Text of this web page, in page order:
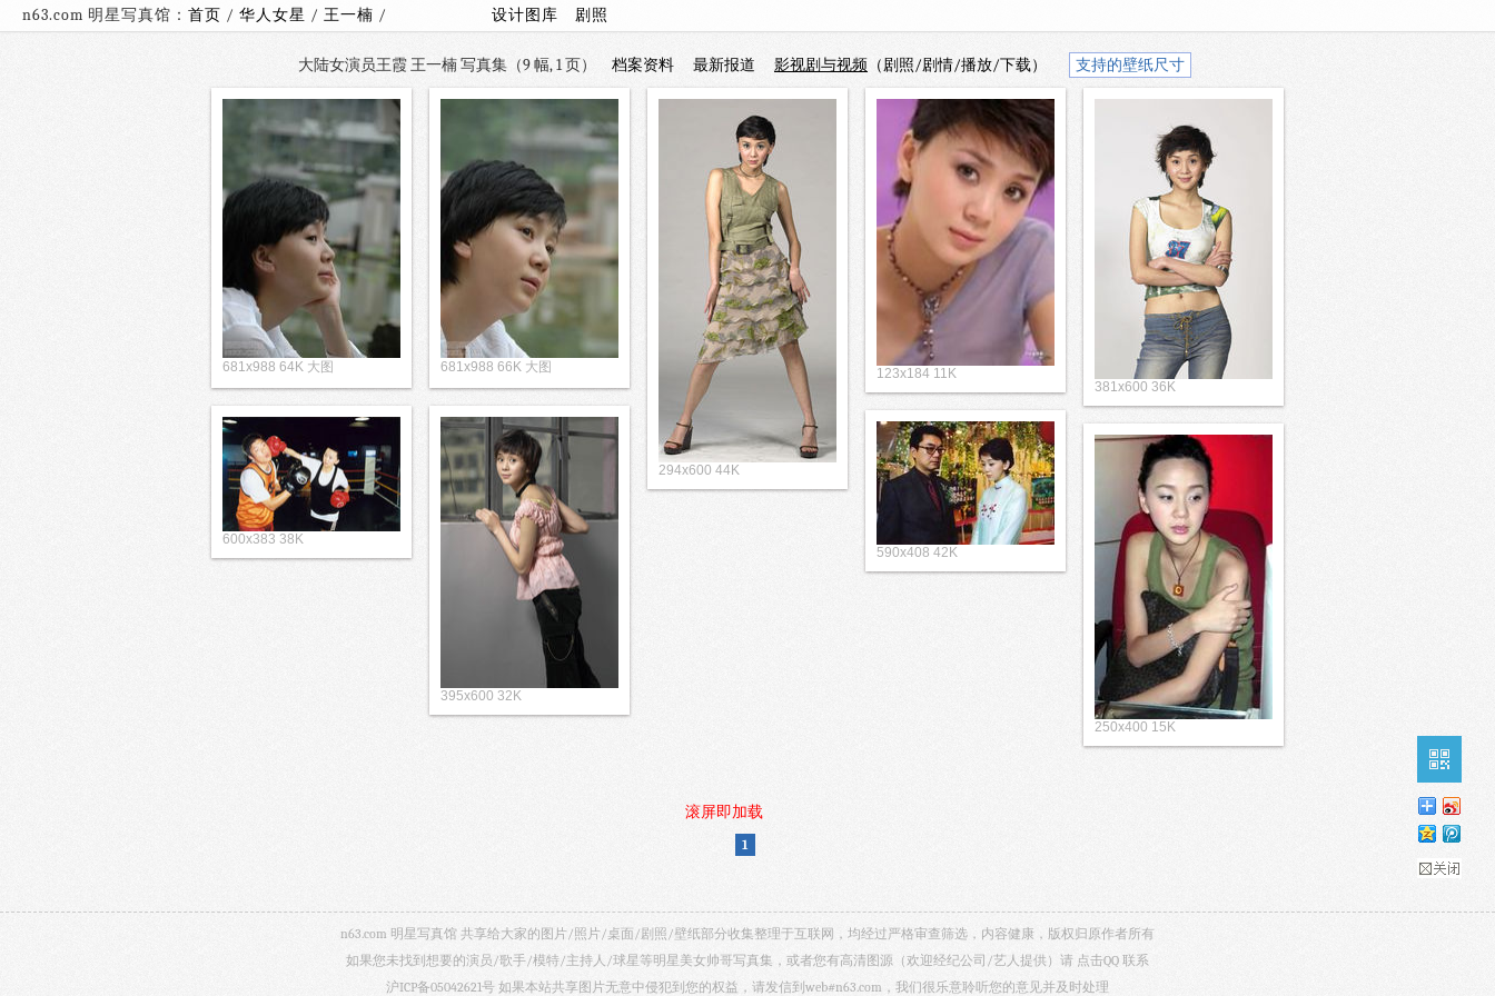
n63.com 明星写真馆： 首页 / 华人女星 / 王一楠 / 设计图库 剧照
大陆女演员王霞 王一楠 写真集（9 幅, 1 页） 档案资料 最新报道 影视剧与视频 （剧照/剧情/播放/下载） 支持的壁纸尺寸
681x988 64K 大图 681x988 66K 大图
294x600 44K
123x184 11K
381x600 36K
600x383 38K
395x600 32K
590x408 42K
250x400 15K
滚屏即加载
1
n63.com 明星写真馆 共享给大家的图片/照片/桌面/剧照/壁纸部分收集整理于互联网，均经过严格审查筛选，内容健康，版权归原作者所有
如果您未找到想要的演员/歌手/模特/主持人/球星等明星美女帅哥写真集，或者您有高清图源（欢迎经纪公司/艺人提供）请 点击QQ 联系
沪ICP备05042621号 如果本站共享图片无意中侵犯到您的权益，请发信到web#n63.com，我们很乐意聆听您的意见并及时处理